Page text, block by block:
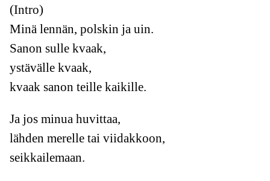
(Intro)
Minä lennän, polskin ja uin.
Sanon sulle kvaak,
ystävälle kvaak,
kvaak sanon teille kaikille.
Ja jos minua huvittaa,
lähden merelle tai viidakkoon,
seikkailemaan.